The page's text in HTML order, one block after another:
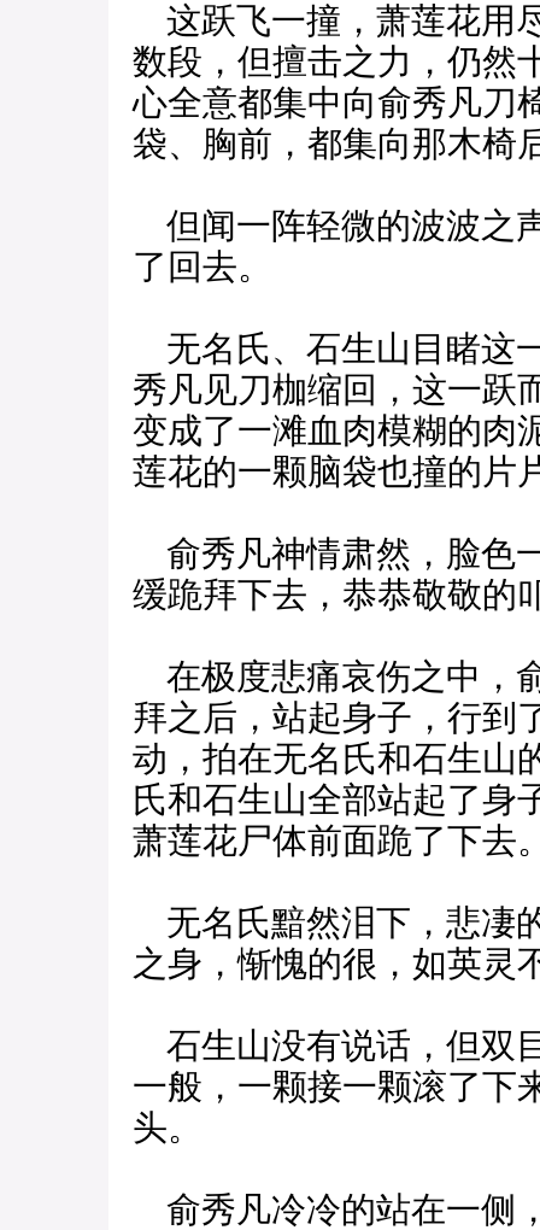
这跃飞一撞，萧莲花用
数段，但擅击之力，仍然
心全意都集中向俞秀凡刀
袋、胸前，都集向那木椅
但闻一阵轻微的波波之
了回去。
无名氏、石生山目睹这
秀凡见刀枷缩回，这一跃
变成了一滩血肉模糊的肉
莲花的一颗脑袋也撞的片
俞秀凡神情肃然，脸色
缓跪拜下去，恭恭敬敬的
在极度悲痛哀伤之中，
拜之后，站起身子，行到
动，拍在无名氏和石生山
氏和石生山全部站起了身
萧莲花尸体前面跪了下去
无名氏黯然泪下，悲凄
之身，惭愧的很，如英灵
石生山没有说话，但双
一般，一颗接一颗滚了下
头。
俞秀凡冷冷的站在一侧